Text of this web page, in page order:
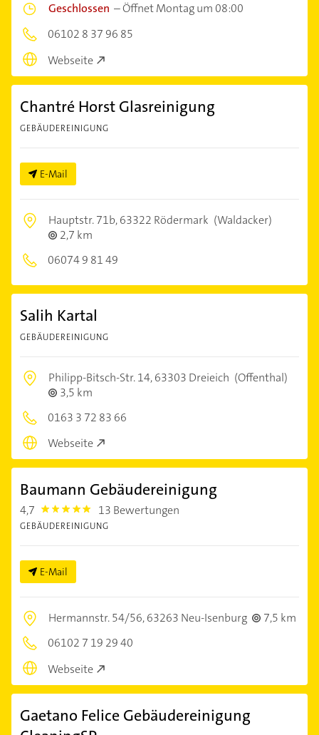
Geschlossen –Öffnet Montag um 08:00
06102 8 37 96 85
Webseite
Chantré Horst Glasreinigung
GEBÄUDEREINIGUNG
E-Mail
Hauptstr. 71b,63322 Rödermark (Waldacker)
2,7 km
06074 9 81 49
Salih Kartal
GEBÄUDEREINIGUNG
Philipp-Bitsch-Str. 14,63303 Dreieich (Offenthal)
3,5 km
0163 3 72 83 66
Webseite
Baumann Gebäudereinigung
4,7 4.7000003 13 Bewertungen
GEBÄUDEREINIGUNG
E-Mail
Hermannstr. 54/56,63263 Neu-Isenburg
7,5 km
06102 7 19 29 40
Webseite
Gaetano Felice Gebäudereinigung